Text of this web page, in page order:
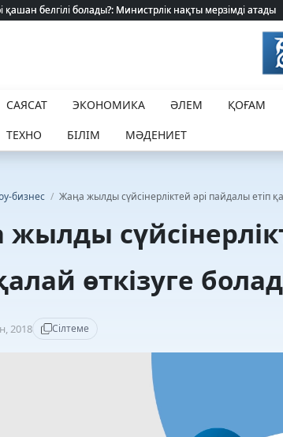
қашан белгілі болады?: Министрлік нақты мерзімді атады
қашан белгілі болады?: Министрлік нақты мерзімді атады
САЯСАТ ЭКОНОМИКА ӘЛЕМ ҚОҒАМ
ТЕХНО БІЛІМ МӘДЕНИЕТ
бизнес / Жаңа жылды сүйсінерліктей әрі пайдалы етіп
өткізуге
2018 Сілтеме